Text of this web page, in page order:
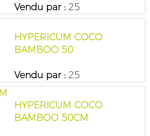
Vendu par :25
HYPERICUM COCO
BAMBOO 50
Vendu par :25
HYPERICUM COCO
BAMBOO 50CM